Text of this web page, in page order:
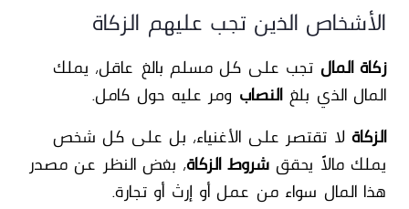
الأشخاص الذين تجب عليهم الزكاة
زكاة المالتجب على كل مسلم بالغ عاقل، يملك
المال الذي بلغالنصابومر عليه حول كامل.
الزكاةلا تقتصر على الأغنياء، بل على كل شخص
يملك مالاً يحققشروط الزكاة، بغض النظر عن مصدر
هذا المال سواء من عمل أو إرث أو تجارة.